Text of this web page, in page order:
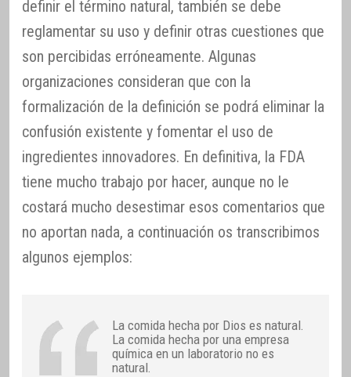
definir el término natural, también se debe
reglamentar su uso y definir otras cuestiones que
son percibidas erróneamente. Algunas
organizaciones consideran que con la
formalización de la definición se podrá eliminar la
confusión existente y fomentar el uso de
ingredientes innovadores. En definitiva, la FDA
tiene mucho trabajo por hacer, aunque no le
costará mucho desestimar esos comentarios que
no aportan nada, a continuación os transcribimos
algunos ejemplos:
La comida hecha por Dios es natural.
La comida hecha por una empresa
química en un laboratorio no es
natural.